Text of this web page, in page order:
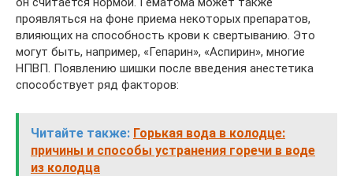
проявляться на фоне приема некоторых препаратов,
влияющих на способность крови к свертыванию. Это
могут быть, например, «Гепарин», «Аспирин», многие
НПВП. Появлению шишки после введения анестетика
способствует ряд факторов:
Читайте также: Горькая вода в колодце:
причины и способы устранения горечи в воде
из колодца